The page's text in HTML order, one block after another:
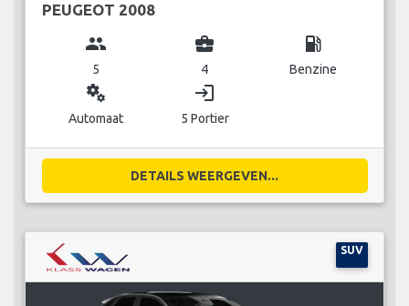
PEUGEOT 2008
group
5
business_center
4
local_gas_station
Benzine
miscellaneous_services
Automaat
login
5 Portier
DETAILS WEERGEVEN...
SUV